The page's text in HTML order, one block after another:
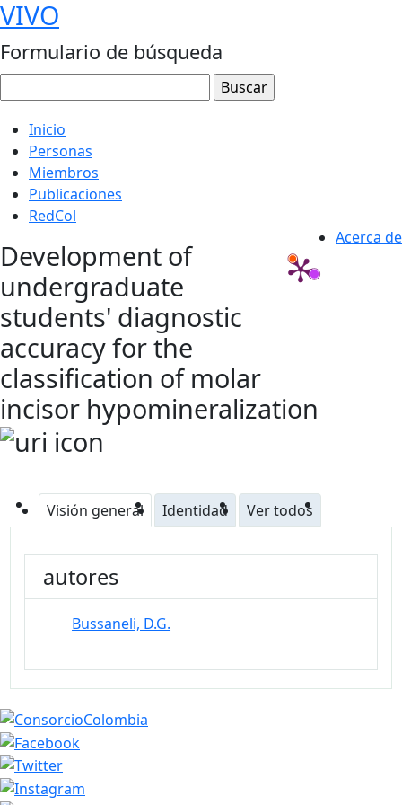
VIVO
Formulario de búsqueda
Inicio
Personas
Miembros
Publicaciones
RedCol
Acerca de
Development of
undergraduate
students' diagnostic
accuracy for the
classification of molar
incisor hypomineralization
Visión general Identidad Ver todos
autores
Bussaneli, D.G.